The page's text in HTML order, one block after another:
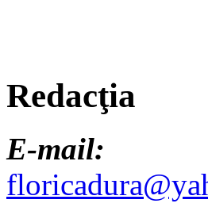
Redacţia
E-mail: